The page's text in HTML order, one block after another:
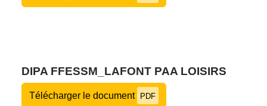
DIPA FFESSM_LAFONT PAA LOISIRS
Télécharger le document PDF